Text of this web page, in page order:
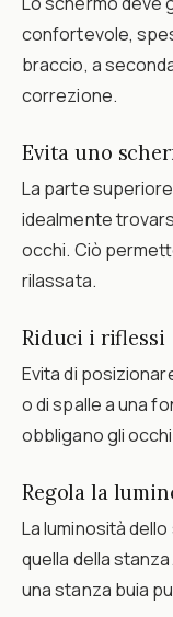
confortevole,
braccio, a
correzione.
Evita uno
La parte
idealmente
occhi. Ciò
rilassata.
Riduci i riflessi
Evita di
o di spalle a una
obbligano gli
Regola la
La luminosità
quella della
una stanza buia